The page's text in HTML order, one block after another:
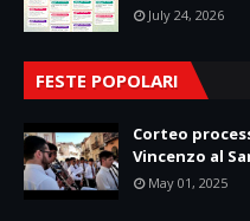
July 24, 2026
FESTE POPOLARI
Corteo
Vincenzo al
May 01, 2025